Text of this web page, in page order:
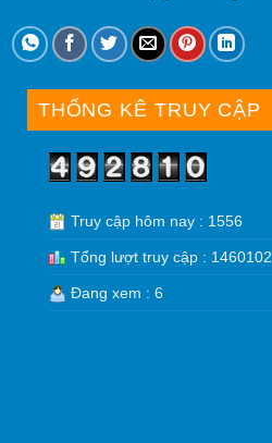
THỐNG KÊ TRUY CẬP
Truy cập hôm nay : 1556
Tổng lượt truy cập : 1460102
Đang xem : 6